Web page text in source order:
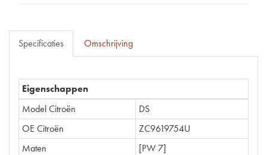
Specificaties Omschrijving
Eigenschappen
Model Citroën
DS
OE Citroën
ZC9619754U
Maten
[PW 7]